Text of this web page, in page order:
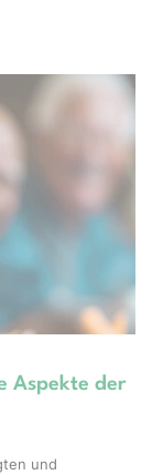
Aspekte der
und